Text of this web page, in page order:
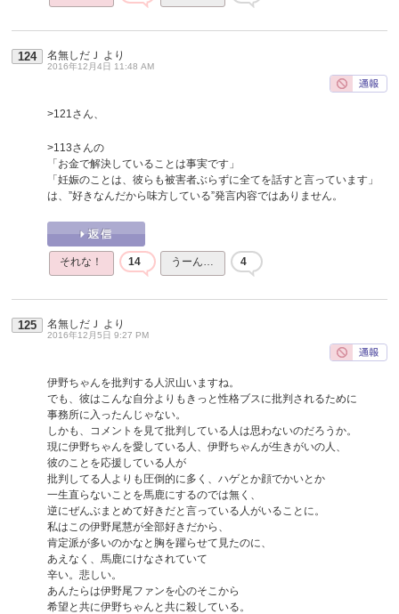
124 名無しだＪ より
2016年12月4日 11:48 AM
>121さん、
>113さんの
「お金で解決していることは事実です」
「妊娠のことは、彼らも被害者ぶらずに全てを話すと言っています」
は、”好きなんだから味方している”発言内容ではありません。
それな！ 14 うーん… 4
125 名無しだＪ より
2016年12月5日 9:27 PM
伊野ちゃんを批判する人沢山いますね。
でも、彼はこんな自分よりもきっと性格ブスに批判されるために
事務所に入ったんじゃない。
しかも、コメントを見て批判している人は思わないのだろうか。
現に伊野ちゃんを愛している人、伊野ちゃんが生きがいの人、
彼のことを応援している人が
批判してる人よりも圧倒的に多く、ハゲとか顔でかいとか
一生直らないことを馬鹿にするのでは無く、
逆にぜんぶまとめて好きだと言っている人がいることに。
私はこの伊野尾慧が全部好きだから、
肯定派が多いのかなと胸を躍らせて見たのに、
あえなく、馬鹿にけなされていて
辛い。悲しい。
あんたらは伊野尾ファンを心のそこから
希望と共に伊野ちゃんと共に殺している。